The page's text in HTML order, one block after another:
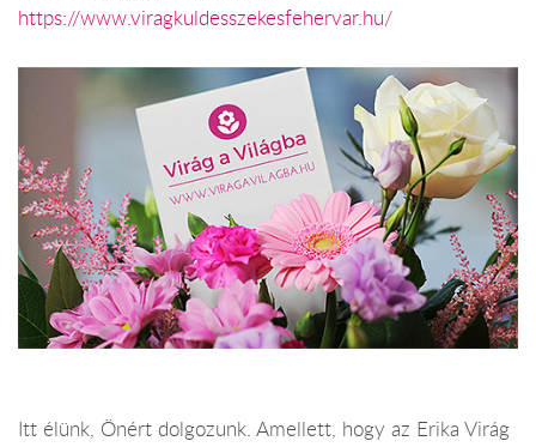
https://www.viragkuldesszekesfehervar.hu/
Itt élünk, Önért dolgozunk. Amellett, hogy az Erika Virág